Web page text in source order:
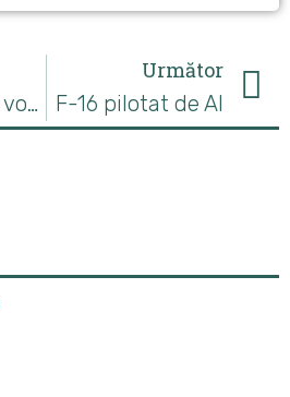
Extratereștrii vor fi căutați folosind inteligența artificială!
Următor
F-16 pilotat de AI